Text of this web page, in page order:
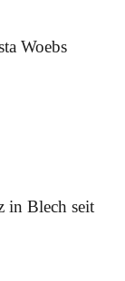
Woebs
in Blech seit